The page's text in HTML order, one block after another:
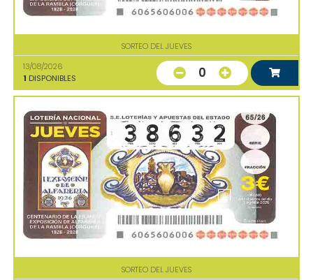
SORTEO DEL JUEVES
13/08/2026
1 DISPONIBLES 0
SORTEO DEL JUEVES